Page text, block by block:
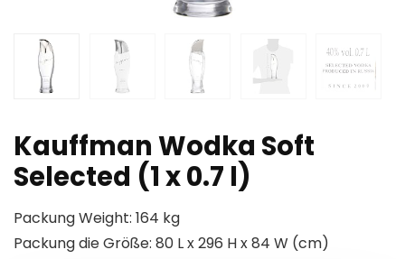
Kauffman Wodka Soft
Selected (1 x 0.7 l)
Packung Weight: 164 kg
Packung die Größe: 80 L x 296 H x 84 W (cm)